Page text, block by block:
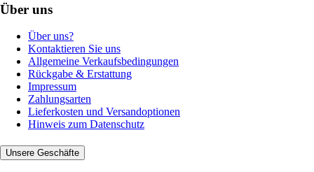
Über uns
Über uns?
Kontaktieren Sie uns
Allgemeine Verkaufsbedingungen
Rückgabe & Erstattung
Impressum
Zahlungsarten
Lieferkosten und Versandoptionen
Hinweis zum Datenschutz
Unsere Geschäfte